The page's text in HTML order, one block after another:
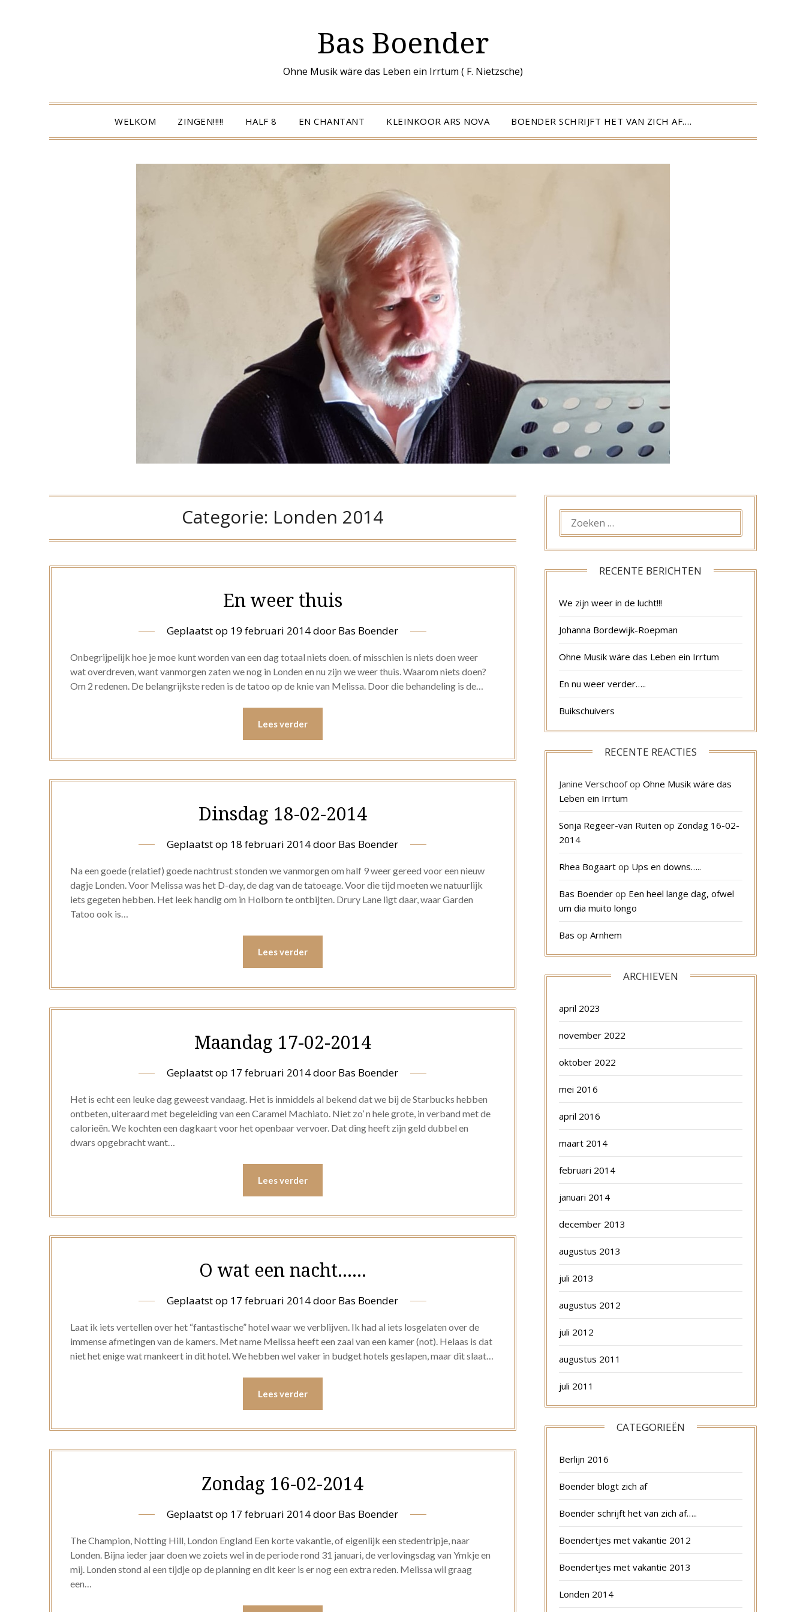
Bas Boender
Ohne Musik wäre das Leben ein Irrtum ( F. Nietzsche)
WELKOM ZINGEN!!!!! HALF 8 EN CHANTANT KLEINKOOR ARS NOVA BOENDER SCHRIJFT HET VAN ZICH AF….
Categorie: Londen 2014
En weer thuis
Geplaatst op 19 februari 2014door Bas Boender
Onbegrijpelijk hoe je moe kunt worden van een dag totaal niets doen. of misschien is niets doen weer
wat overdreven, want vanmorgen zaten we nog in Londen en nu zijn we weer thuis. Waarom niets doen?
Om 2 redenen. De belangrijkste reden is de tatoo op de knie van Melissa. Door die behandeling is de…
Lees verder
Dinsdag 18-02-2014
Geplaatst op 18 februari 2014door Bas Boender
Na een goede (relatief) goede nachtrust stonden we vanmorgen om half 9 weer gereed voor een nieuw
dagje Londen. Voor Melissa was het D-day, de dag van de tatoeage. Voor die tijd moeten we natuurlijk
iets gegeten hebben. Het leek handig om in Holborn te ontbijten. Drury Lane ligt daar, waar Garden
Tatoo ook is…
Lees verder
Maandag 17-02-2014
Geplaatst op 17 februari 2014door Bas Boender
Het is echt een leuke dag geweest vandaag. Het is inmiddels al bekend dat we bij de Starbucks hebben
ontbeten, uiteraard met begeleiding van een Caramel Machiato. Niet zo’ n hele grote, in verband met de
calorieën. We kochten een dagkaart voor het openbaar vervoer. Dat ding heeft zijn geld dubbel en
dwars opgebracht want…
Lees verder
O wat een nacht……
Geplaatst op 17 februari 2014door Bas Boender
Laat ik iets vertellen over het “fantastische” hotel waar we verblijven. Ik had al iets losgelaten over de
immense afmetingen van de kamers. Met name Melissa heeft een zaal van een kamer (not). Helaas is dat
niet het enige wat mankeert in dit hotel. We hebben wel vaker in budget hotels geslapen, maar dit slaat…
Lees verder
Zondag 16-02-2014
Geplaatst op 17 februari 2014door Bas Boender
The Champion, Notting Hill, London England Een korte vakantie, of eigenlijk een stedentripje, naar
Londen. Bijna ieder jaar doen we zoiets wel in de periode rond 31 januari, de verlovingsdag van Ymkje en
mij. Londen stond al een tijdje op de planning en dit keer is er nog een extra reden. Melissa wil graag
een…
NAAR:
RECENTE BERICHTEN
We zijn weer in de lucht!!!
Johanna Bordewijk-Roepman
Ohne Musik wäre das Leben ein Irrtum
En nu weer verder…..
Buikschuivers
RECENTE REACTIES
Janine Verschoofop Ohne Musik wäre das
Leben ein Irrtum
Sonja Regeer-van Ruiten op Zondag 16-02-
2014
Rhea Bogaartop Ups en downs…..
Bas Boenderop Een heel lange dag, ofwel
um dia muito longo
Bas op Arnhem
ARCHIEVEN
april 2023
november 2022
oktober 2022
mei 2016
april 2016
maart 2014
februari 2014
januari 2014
december 2013
augustus 2013
juli 2013
augustus 2012
juli 2012
augustus 2011
juli 2011
CATEGORIEËN
Berlijn 2016
Boender blogt zich af
Boender schrijft het van zich af…..
Boendertjes met vakantie 2012
Boendertjes met vakantie 2013
Londen 2014